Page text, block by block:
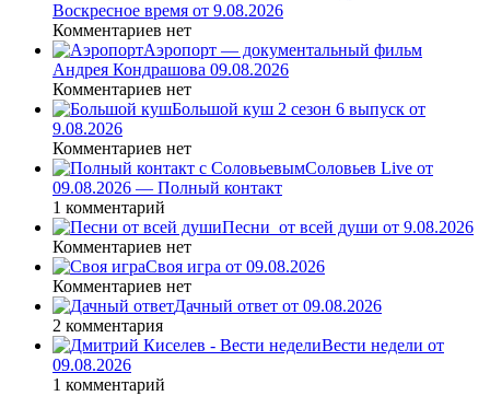
Воскресное время от 9.08.2026
Комментариев нет
Аэропорт — документальный фильм
Андрея Кондрашова 09.08.2026
Комментариев нет
Большой куш 2 сезон 6 выпуск от
9.08.2026
Комментариев нет
Соловьев Live от
09.08.2026 — Полный контакт
1 комментарий
Песни_от всей души от 9.08.2026
Комментариев нет
Своя игра от 09.08.2026
Комментариев нет
Дачный ответ от 09.08.2026
2 комментария
Вести недели от
09.08.2026
1 комментарий